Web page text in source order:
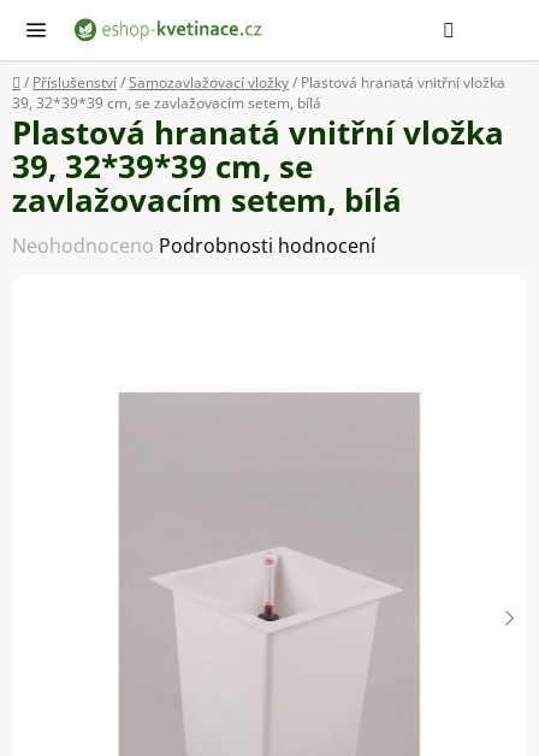
obsah
Domů
/ Příslušenství/Samozavlažovací vložky/ Plastová hranatá vnitřní vložka
39, 32*39*39 cm, se zavlažovacím setem, bílá
Plastová hranatá vnitřní vložka
39, 32*39*39 cm, se
zavlažovacím setem, bílá
Průměrné
Neohodnoceno Podrobnosti hodnocení